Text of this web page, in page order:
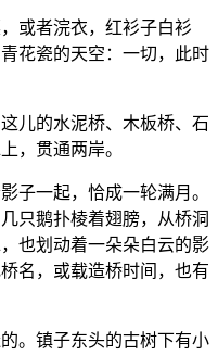
或者浣衣，红衫子白衫
花瓷的天空：一切，此时
儿的水泥桥、木板桥、石
，贯通两岸。
子一起，恰成一轮满月。
只鹅扑棱着翅膀，从桥洞
也划动着一朵朵白云的影
名，或载造桥时间，也有
。镇子东头的古树下有小